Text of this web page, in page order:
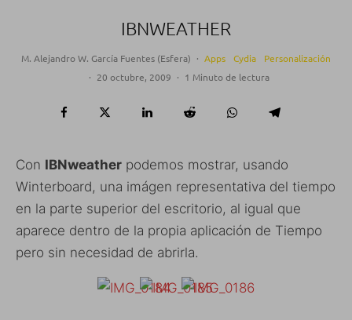
IBNWEATHER
M. Alejandro W. García Fuentes (Esfera) · Apps Cydia
Personalización
· 20 octubre, 2009 · 1 Minuto de lectura
Con IBNweather podemos mostrar, usando
Winterboard, una imágen representativa del tiempo
en la parte superior del escritorio, al igual que
aparece dentro de la propia aplicación de Tiempo
pero sin necesidad de abrirla.